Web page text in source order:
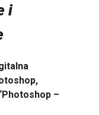
i
–